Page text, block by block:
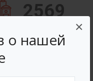
о нашей
×
2569